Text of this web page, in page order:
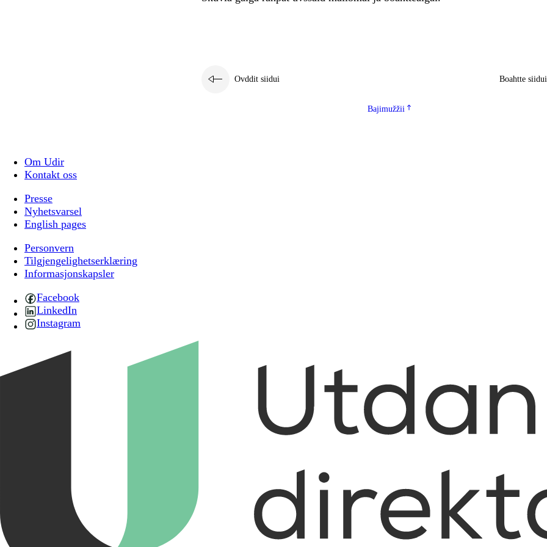
Ovddit siidui Boahtte siidui
Bajimužžii
Om Udir
Kontakt oss
Presse
Nyhetsvarsel
English pages
Personvern
Tilgjengelighetserklæring
Informasjonskapsler
Facebook
LinkedIn
Instagram